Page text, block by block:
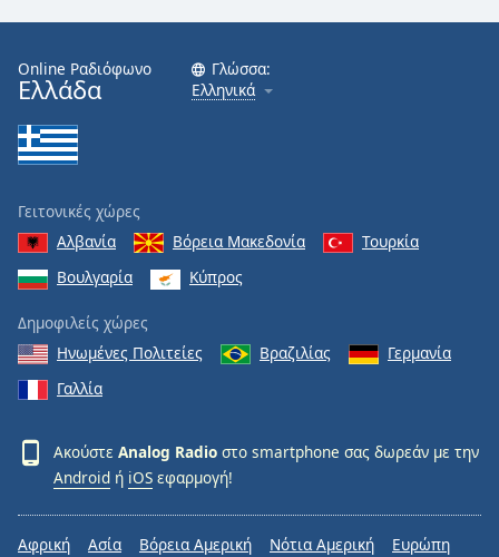
Online Ραδιόφωνο
Ελλάδα
Γλώσσα:
Ελληνικά
Γειτονικές χώρες
Αλβανία
Βόρεια Μακεδονία
Τουρκία
Βουλγαρία
Κύπρος
Δημοφιλείς χώρες
Ηνωμένες Πολιτείες
Βραζιλίας
Γερμανία
Γαλλία
Ακούστε Analog Radio στο smartphone σας δωρεάν με την
Android ή iOS εφαρμογή!
Αφρική Ασία Βόρεια Αμερική Νότια Αμερική Ευρώπη